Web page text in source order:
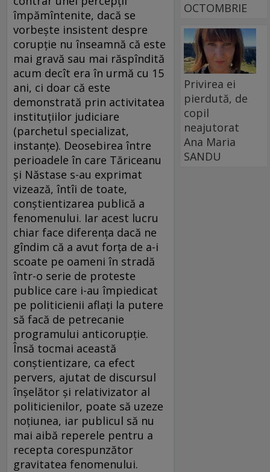
împămîntenite, dacă se
vorbește insistent despre
corupție nu înseamnă că este
mai gravă sau mai răspîndită
acum decît era în urmă cu 15
ani, ci doar că este
demonstrată prin activitatea
instituțiilor judiciare
(parchetul specializat,
instanțe). Deosebirea între
perioadele în care Tăriceanu
și Năstase s-au exprimat
vizează, întîi de toate,
conștientizarea publică a
fenomenului. Iar acest lucru
chiar face diferența dacă ne
gîndim că a avut forța de a-i
scoate pe oameni în stradă
într-o serie de proteste
publice care i-au împiedicat
pe politicienii aflați la putere
să facă de petrecanie
programului anticorupție.
Însă tocmai această
conștientizare, ca efect
pervers, ajutat de discursul
înșelător și relativizator al
politicienilor, poate să uzeze
noțiunea, iar publicul să nu
mai aibă reperele pentru a
recepta corespunzător
gravitatea fenomenului.
OCTOMBRIE
Privirea ei
pierdută, de
copil
neajutorat
Ana Maria
SANDU